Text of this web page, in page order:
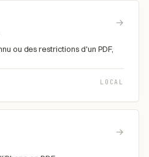
→
ou des restrictions d'un PDF,
LOCAL
→